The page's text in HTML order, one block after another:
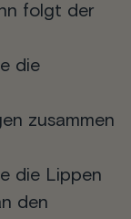
folgt der
die
zusammen
die Lippen
den